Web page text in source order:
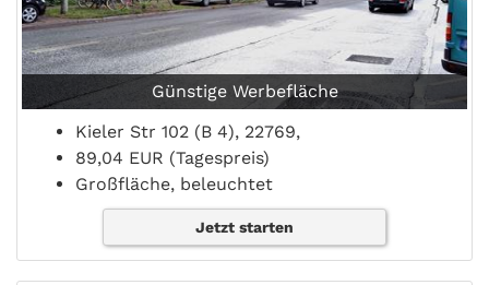
Günstige Werbefläche
Kieler Str 102 (B 4), 22769,
89,04 EUR (Tagespreis)
Großfläche, beleuchtet
Jetzt starten